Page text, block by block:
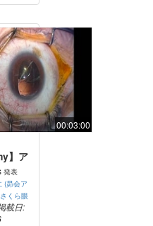
00:03:00
】ア
ー
例に
縫着
発表
(昴会ア
くら眼
載日: